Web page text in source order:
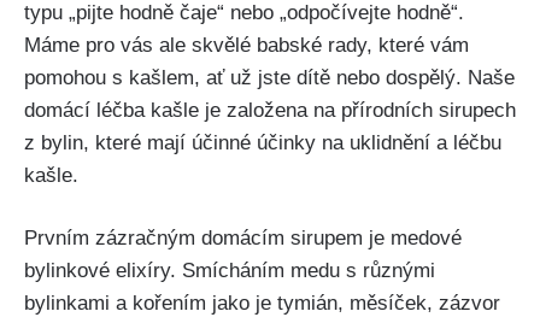
typu „pijte⁢ hodně čaje“ nebo „odpočívejte hodně“.
Máme pro vás ale skvělé babské rady, které vám
pomohou ‍s kašlem, ať už jste dítě nebo dospělý. Naše
domácí léčba kašle je založena na přírodních sirupech‍
z​ bylin, které mají účinné účinky na uklidnění a léčbu
kašle.
Prvním zázračným domácím sirupem je medové
bylinkové elixíry. ⁤Smícháním medu s různými
bylinkami a kořením jako je⁤ tymián,‍ měsíček, zázvor